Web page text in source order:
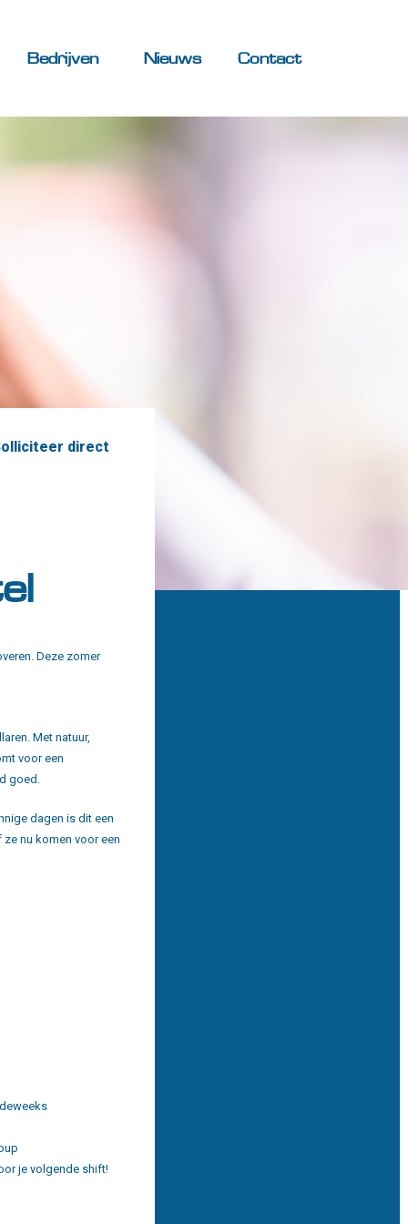
Bedrijven Nieuws Contact
direct
Deze zomer
Met natuur,
voor een
goed.
dagen is dit een
nu komen voor een
je volgende shift!